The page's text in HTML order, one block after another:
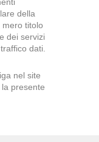
della
titolo
dei servizi
dati.
nel site
presente